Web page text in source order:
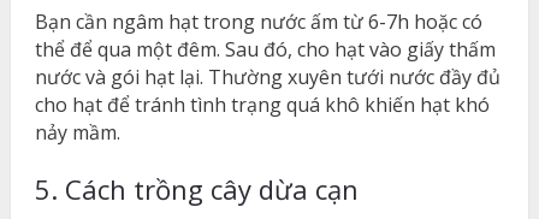
Bạn cần ngâm hạt trong nước ấm từ 6-7h hoặc có
thể để qua một đêm. Sau đó, cho hạt vào giấy thấm
nước và gói hạt lại. Thường xuyên tưới nước đầy đủ
cho hạt để tránh tình trạng quá khô khiến hạt khó
nảy mầm.
5. Cách trồng cây dừa cạn